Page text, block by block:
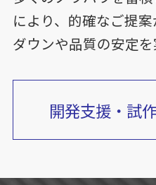
により、的確なご提
ダウンや品質の安定を
開発支援・試